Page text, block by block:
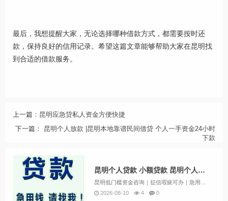
最后，我想提醒大家，无论选择哪种借款方式，都需要按时还
款，保持良好的信用记录。希望这篇文章能够帮助大家在昆明找
到合适的借款服务。
上一篇： 昆明应急贷私人资金方便快捷
下一篇：
昆明个人放款 |昆明本地靠谱民间借贷 个人一手资金24小时
下款
昆明个人贷款 小额贷款 昆明个人正规借款当天下款
2026-08-10
4 0